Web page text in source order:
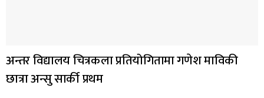
अन्तर विद्यालय चित्रकला प्रतियोगितामा गणेश माविकी
छात्रा अन्सु सार्की प्रथम